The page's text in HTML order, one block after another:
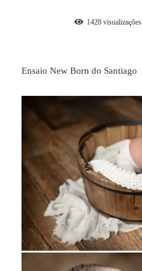
1428 visualizações
Ensaio New Born do Santiago